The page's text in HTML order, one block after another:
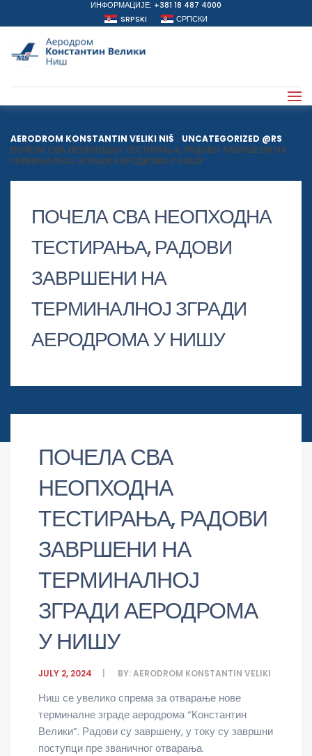
ИНФОРМАЦИЈЕ: +381 18 487 4000
SRPSKI
СРПСКИ
AERODROM KONSTANTIN VELIKI NIŠ UNCATEGORIZED @RS
ПОЧЕЛА СВА НЕОПХОДНА ТЕСТИРАЊА, РАДОВИ ЗАВРШЕНИ НА
ТЕРМИНАЛНОЈ ЗГРАДИ АЕРОДРОМА У НИШУ
ПОЧЕЛА СВА НЕОПХОДНА
ТЕСТИРАЊА, РАДОВИ
ЗАВРШЕНИ НА
ТЕРМИНАЛНОЈ ЗГРАДИ
АЕРОДРОМА У НИШУ
ПОЧЕЛА СВА
НЕОПХОДНА
ТЕСТИРАЊА, РАДОВИ
ЗАВРШЕНИ НА
ТЕРМИНАЛНОЈ
ЗГРАДИ АЕРОДРОМА
У НИШУ
JULY 2, 2024 BY:AERODROM KONSTANTIN VELIKI
Ниш се увелико спрема за отварање нове
терминалне зграде аеродрома “Константин
Велики”. Радови су завршену, у току су завршни
поступци пре званичног отварања.